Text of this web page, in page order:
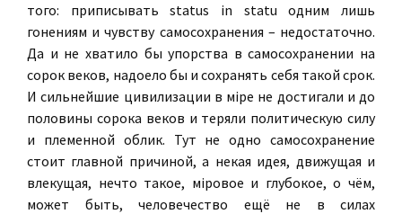
того: приписывать status in statu одним лишь
гонениям и чувству самосохранения – недостаточно.
Да и не хватило бы упорства в самосохранении на
сорок веков, надоело бы и сохранять себя такой срок.
И сильнейшие цивилизации в мiре не достигали и до
половины сорока веков и теряли политическую силу
и племенной облик. Тут не одно самосохранение
стоит главной причиной, а некая идея, движущая и
влекущая, нечто такое, мiровое и глубокое, о чём,
может быть, человечество ещё не в силах